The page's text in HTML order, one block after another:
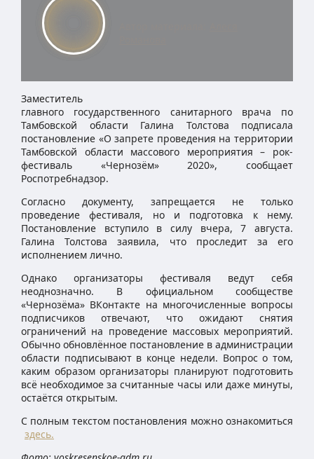
Заместитель
главного государственного санитарного врача по
Тамбовской области Галина Толстова подписала
постановление «О запрете проведения на территории
Тамбовской области массового мероприятия – рок-
фестиваль «Чернозём» 2020», сообщает
Роспотребнадзор.
Согласно документу, запрещается не только
проведение фестиваля, но и подготовка к нему.
Постановление вступило в силу вчера, 7 августа.
Галина Толстова заявила, что проследит за его
исполнением лично.
Однако организаторы фестиваля ведут себя
неоднозначно. В официальном сообществе
«Чернозёма» ВКонтакте на многочисленные вопросы
подписчиков отвечают, что ожидают снятия
ограничений на проведение массовых мероприятий.
Обычно обновлённое постановление в администрации
области подписывают в конце недели. Вопрос о том,
каким образом организаторы планируют подготовить
всё необходимое за считанные часы или даже минуты,
остаётся открытым.
С полным текстом постановления можно ознакомиться
здесь.